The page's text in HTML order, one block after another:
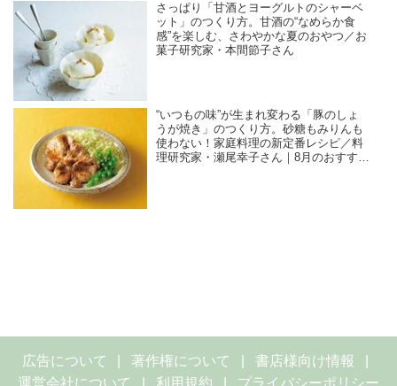
さっぱり「甘酒とヨーグルトのシャーベ
ット」のつくり方。甘酒の“なめらか食
感”を楽しむ、さわやかな夏のおやつ／お
菓子研究家・本間節子さん
“いつもの味”が生まれ変わる「豚のしょ
うが焼き」のつくり方。砂糖もみりんも
使わない！家庭料理の新定番レシピ／料
理研究家・瀬尾幸子さん｜8月のおすすめ
広告について 著作権について
書店様向け情報